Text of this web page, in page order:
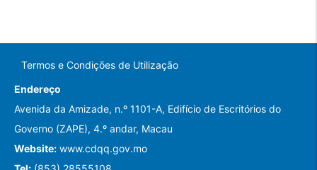
Termos e Condições de Utilização
Endereço
Avenida da Amizade, n.º 1101-A, Edifício de Escritórios do
Governo (ZAPE), 4.º andar, Macau
Website: www.cdqq.gov.mo